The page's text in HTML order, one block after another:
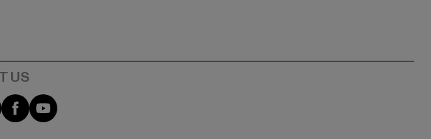
Visit our Instagram page:
Visit our Facebook page:
Visit our YouTube channel: